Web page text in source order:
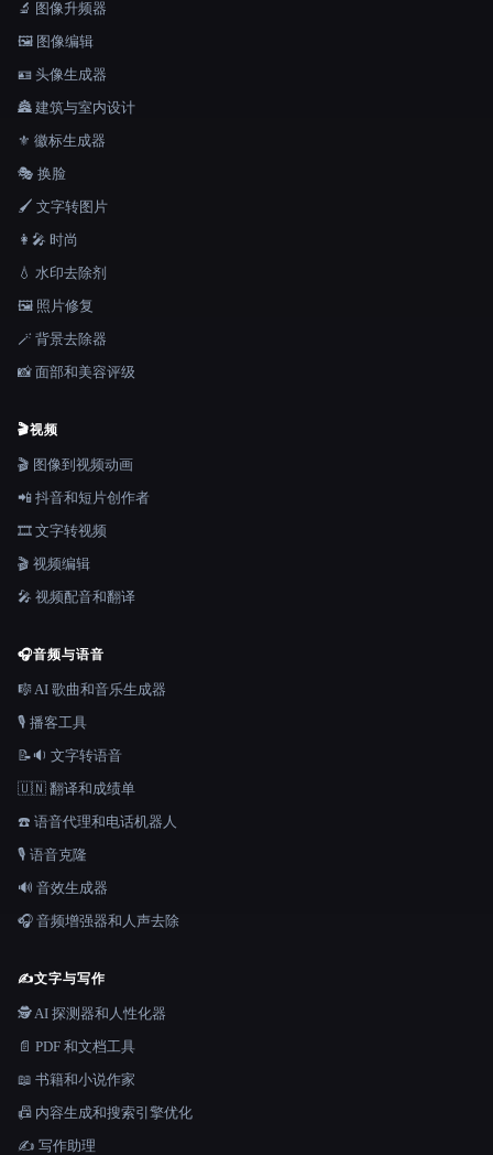
🔬 图像升频器
🖼️ 图像编辑
🪪 头像生成器
🏯 建筑与室内设计
⚜️ 徽标生成器
🎭 换脸
🖌️ 文字转图片
👩‍🎤 时尚
💧 水印去除剂
🖼️ 照片修复
🪄 背景去除器
📸 面部和美容评级
🎬视频
🎬 图像到视频动画
📲 抖音和短片创作者
🎞️ 文字转视频
🎬 视频编辑
🎤 视频配音和翻译
🎧音频与语音
🎼 AI 歌曲和音乐生成器
🎙️ 播客工具
📝🔉 文字转语音
🇺🇳 翻译和成绩单
☎️ 语音代理和电话机器人
🎙️ 语音克隆
🔊 音效生成器
🎧 音频增强器和人声去除
✍️文字与写作
🕵️ AI 探测器和人性化器
📄 PDF 和文档工具
📖 书籍和小说作家
📠 内容生成和搜索引擎优化
✍️ 写作助理